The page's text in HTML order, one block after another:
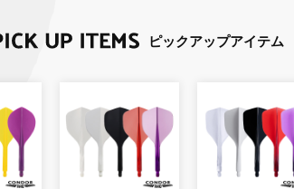
ピックアップアイテム